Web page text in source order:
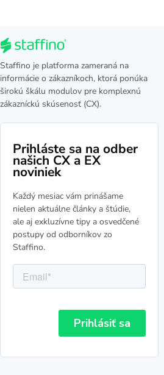
Staffino je platforma zameraná na
informácie o zákazníkoch, ktorá ponúka
širokú škálu modulov pre komplexnú
zákazníckú skúsenosť (CX).
Prihláste sa na odber
našich CX a EX
noviniek
Každý mesiac vám prinášame
nielen aktuálne články a štúdie,
ale aj exkluzívne tipy a osvedčené
postupy od odborníkov zo
Staffino.